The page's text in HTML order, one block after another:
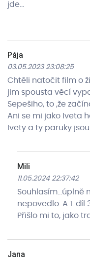
jde…
Pája
03.05.2023 23:08:25
Chtěli natočit film o
jim spousta věcí
Sepešiho, to ,že
Ani se mi jako Iveta
Ivety a ty paruky
Mili
11.05.2024 22:37:42
Souhlasím...úplně
nepovedlo. A 1. díl
Přišlo mi to, jako
Jana